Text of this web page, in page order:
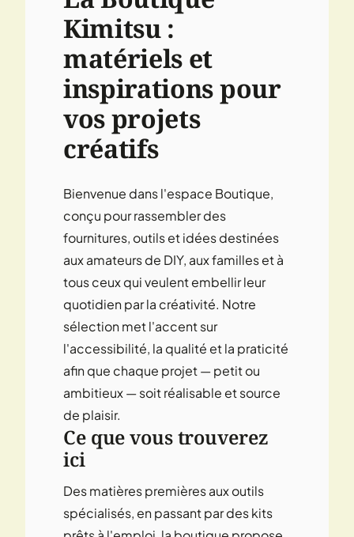
Kimitsu :
matériels et
inspirations pour
vos projets
créatifs
Bienvenue dans l'espace Boutique,
conçu pour rassembler des
fournitures, outils et idées destinées
aux amateurs de DIY, aux familles et à
tous ceux qui veulent embellir leur
quotidien par la créativité. Notre
sélection met l'accent sur
l'accessibilité, la qualité et la praticité
afin que chaque projet — petit ou
ambitieux — soit réalisable et source
de plaisir.
Ce que vous trouverez
ici
Des matières premières aux outils
spécialisés, en passant par des kits